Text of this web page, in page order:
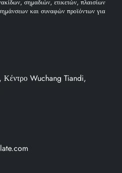
σημαδιών, ετικετών, πλαισίων
και συναφών προϊόντων για
Κέντρο Wuchang Tiandi,